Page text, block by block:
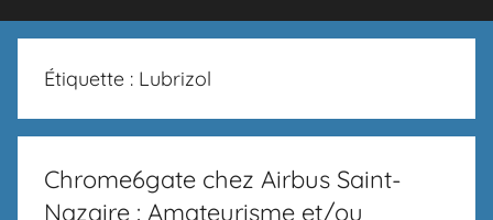
Étiquette : Lubrizol
Chrome6gate chez Airbus Saint-
Nazaire : Amateurisme et/ou